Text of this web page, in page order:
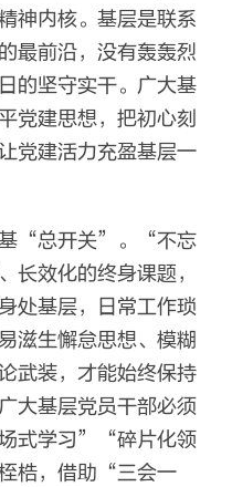
神内核。基层是联系
最前沿，没有轰轰烈
的坚守实干。广大基
党建思想，把初心刻
党建活力充盈基层一
基“总开关”。“不忘
效化的终身课题，
处基层，日常工作琐
滋生懈怠思想、模糊
武装，才能始终保持
大基层党员干部必须
式学习”“碎片化领
梏，借助“三会一